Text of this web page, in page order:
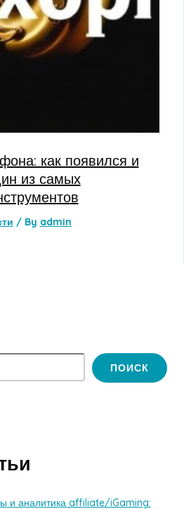
ПОИСК
и аналитика affiliate/iGaming:
как появился и
из самых
/ By admin